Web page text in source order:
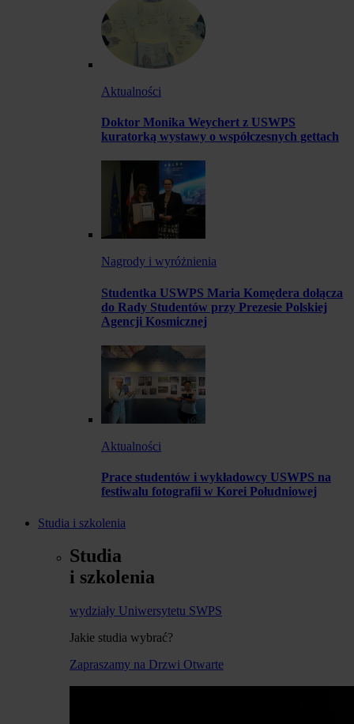
Aktualności
Doktor Monika Weychert z USWPS
kuratorką wystawy o współczesnych gettach
Nagrody i wyróżnienia
Studentka USWPS Maria Komędera dołącza
do Rady Studentów przy Prezesie Polskiej
Agencji Kosmicznej
Aktualności
Prace studentów i wykładowcy USWPS na
festiwalu fotografii w Korei Południowej
Studia i szkolenia
Studia
i szkolenia
wydziały Uniwersytetu SWPS
Jakie studia wybrać?
Zapraszamy na Drzwi Otwarte